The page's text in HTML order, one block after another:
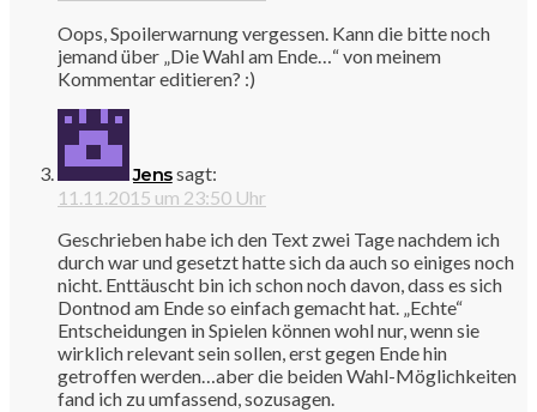
Oops, Spoilerwarnung vergessen. Kann die bitte noch
jemand über „Die Wahl am Ende…“ von meinem
Kommentar editieren? :)
Jenssagt:
11.11.2015 um 23:50 Uhr
Geschrieben habe ich den Text zwei Tage nachdem ich
durch war und gesetzt hatte sich da auch so einiges noch
nicht. Enttäuscht bin ich schon noch davon, dass es sich
Dontnod am Ende so einfach gemacht hat. „Echte“
Entscheidungen in Spielen können wohl nur, wenn sie
wirklich relevant sein sollen, erst gegen Ende hin
getroffen werden…aber die beiden Wahl-Möglichkeiten
fand ich zu umfassend, sozusagen.